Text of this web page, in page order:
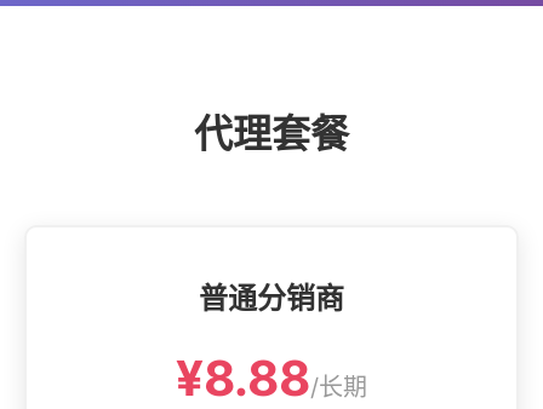
代理套餐
普通分销商
¥8.88/长期